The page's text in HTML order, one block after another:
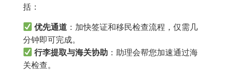
括：
优先通道 ：加快签证和移民检查流程，仅需几
分钟即可完成。
行李提取与海关协助 ：助理会帮您加速通过海
关检查。